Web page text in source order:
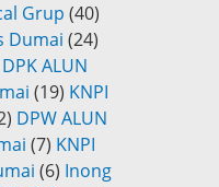
Grup (40)
Dumai (24)
DPK ALUN
(19) KNPI
DPW ALUN
(7) KNPI
(6) Inong